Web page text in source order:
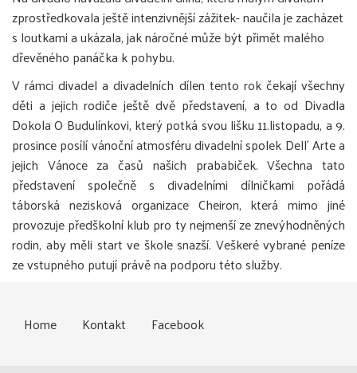
zprostředkovala ještě intenzivnější zážitek- naučila je zacházet
s loutkami a ukázala, jak náročné může být přimět malého
dřevěného panáčka k pohybu.
V rámci divadel a divadelních dílen tento rok čekají všechny
děti a jejich rodiče ještě dvě představení, a to od Divadla
Dokola O Budulínkovi, který potká svou lišku 11.listopadu, a 9.
prosince posílí vánoční atmosféru divadelní spolek Dell´ Arte a
jejich Vánoce za časů našich prababiček. Všechna tato
představení společně s divadelními dílničkami pořádá
táborská nezisková organizace Cheiron, která mimo jiné
provozuje předškolní klub pro ty nejmenší ze znevýhodněných
rodin, aby měli start ve škole snazší. Veškeré vybrané peníze
ze vstupného putují právě na podporu této služby.
Home Kontakt Facebook